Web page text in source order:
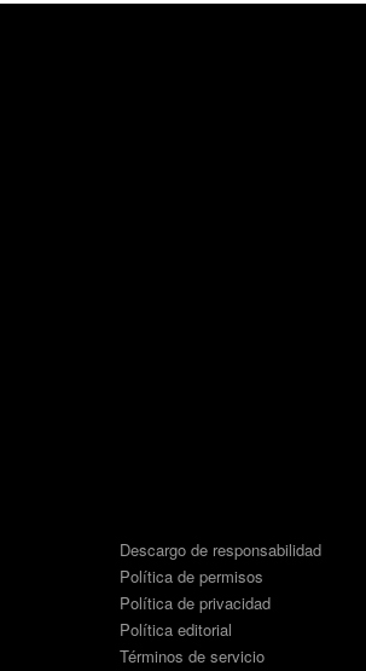
Descargo de responsabilidad
Política de permisos
Política de privacidad
Política editorial
Términos de servicio